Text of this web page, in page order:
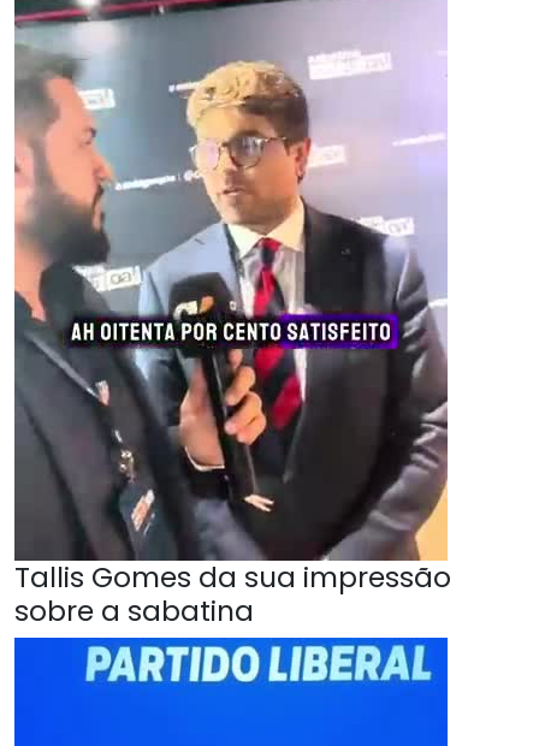
Tallis Gomes da sua impressão
sobre a sabatina